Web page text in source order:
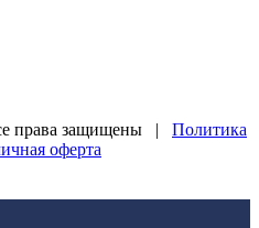
права защищены |
Политика
оферта